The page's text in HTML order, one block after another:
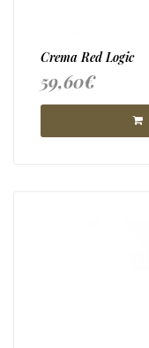
Crema Red Logic
59,60€